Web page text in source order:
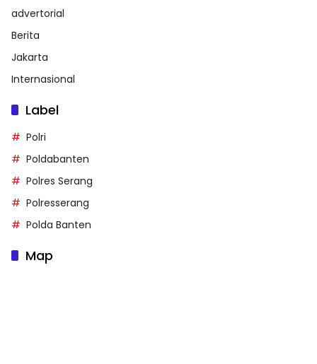
advertorial
Berita
Jakarta
Internasional
Label
Polri
Poldabanten
Polres Serang
Polresserang
Polda Banten
Map